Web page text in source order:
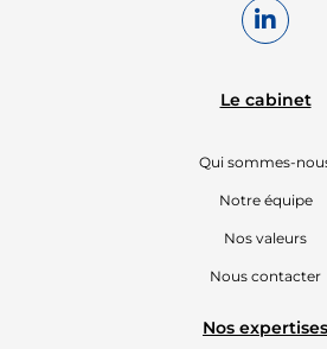
contact@sudexperts.com
Le cabinet
Qui sommes-
Notre équipe
Nos valeurs
Nous contacter
Nos expertises